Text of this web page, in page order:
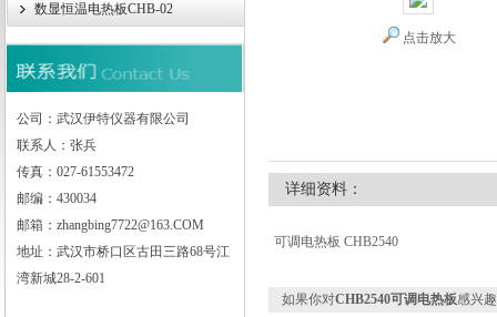
武汉伊特仪器有限公司
数显恒温电热板CHB-02
公司：武汉伊特仪器有限公司
联系人：张兵
传真：027-61553472
邮编：430034
邮箱：zhangbing7722@163.COM
地址：武汉市桥口区古田三路68号江
湾新城28-2-601
点击放大
详细资料：
可调电热板 CHB2540
如果你对CHB2540可调电热板感兴